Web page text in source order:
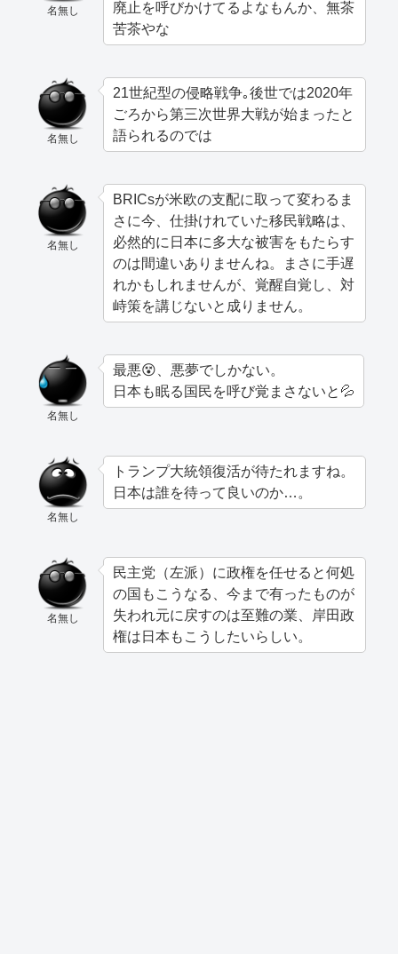
名無し
廃止を呼びかけてるよなもんか、無茶
苦茶やな
名無し
21世紀型の侵略戦争｡後世では2020年
ごろから第三次世界大戦が始まったと
語られるのでは
名無し
BRICsが米欧の支配に取って変わるま
さに今、仕掛けれていた移民戦略は、
必然的に日本に多大な被害をもたらす
のは間違いありませんね。まさに手遅
れかもしれませんが、覚醒自覚し、対
峙策を講じないと成りません。
名無し
最悪😵、悪夢でしかない。
日本も眠る国民を呼び覚まさないと💦
名無し
トランプ大統領復活が待たれますね。
日本は誰を待って良いのか…。
名無し
民主党（左派）に政権を任せると何処
の国もこうなる、今まで有ったものが
失われ元に戻すのは至難の業、岸田政
権は日本もこうしたいらしい。